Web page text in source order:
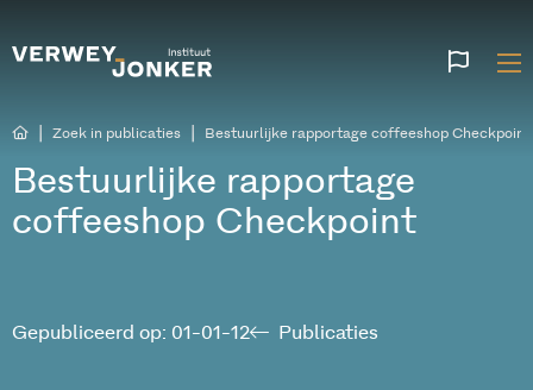
Zoek in publicaties Bestuurlijke rapportage coffeeshop Checkpoint
Bestuurlijke rapportage
coffeeshop Checkpoint
Publicaties
Gepubliceerd op: 01-01-12